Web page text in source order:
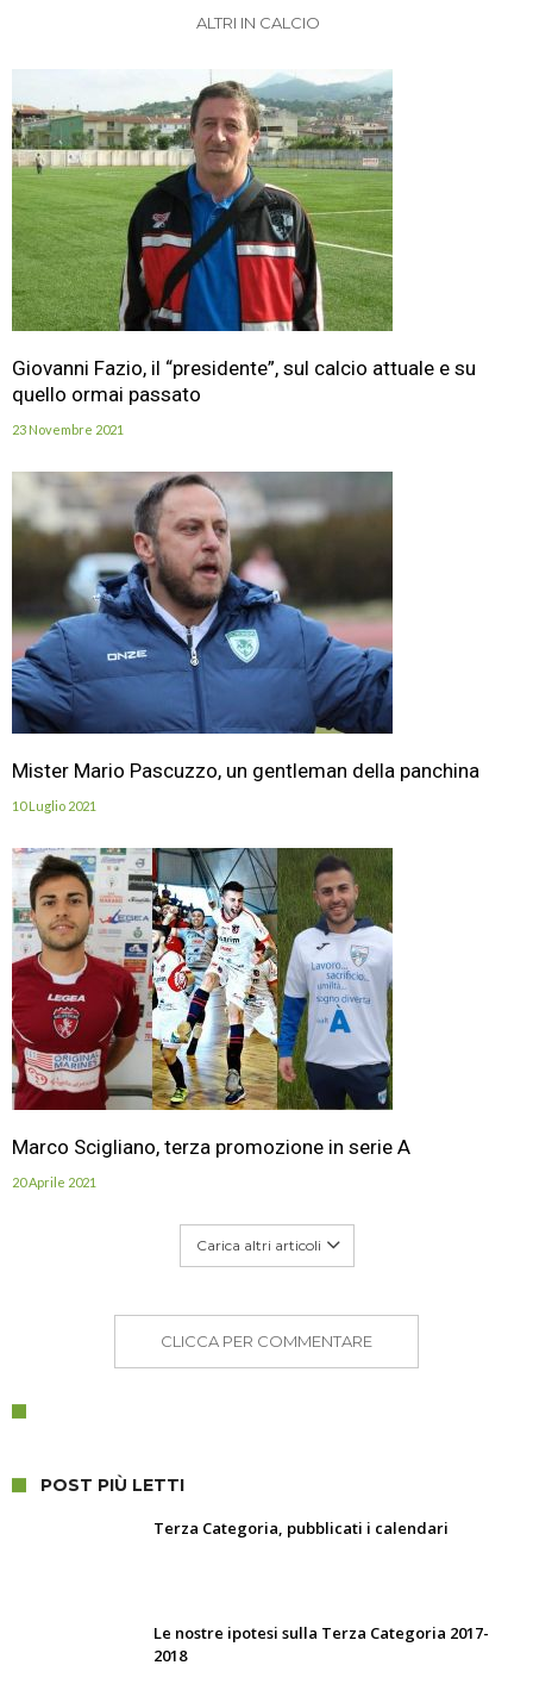
ALTRI IN CALCIO
Giovanni Fazio, il “presidente”, sul calcio attuale e su
quello ormai passato
23 Novembre 2021
Mister Mario Pascuzzo, un gentleman della panchina
10 Luglio 2021
Marco Scigliano, terza promozione in serie A
20 Aprile 2021
Carica altri articoli
CLICCA PER COMMENTARE
POST PIÙ LETTI
Terza Categoria, pubblicati i calendari
Le nostre ipotesi sulla Terza Categoria 2017-
2018